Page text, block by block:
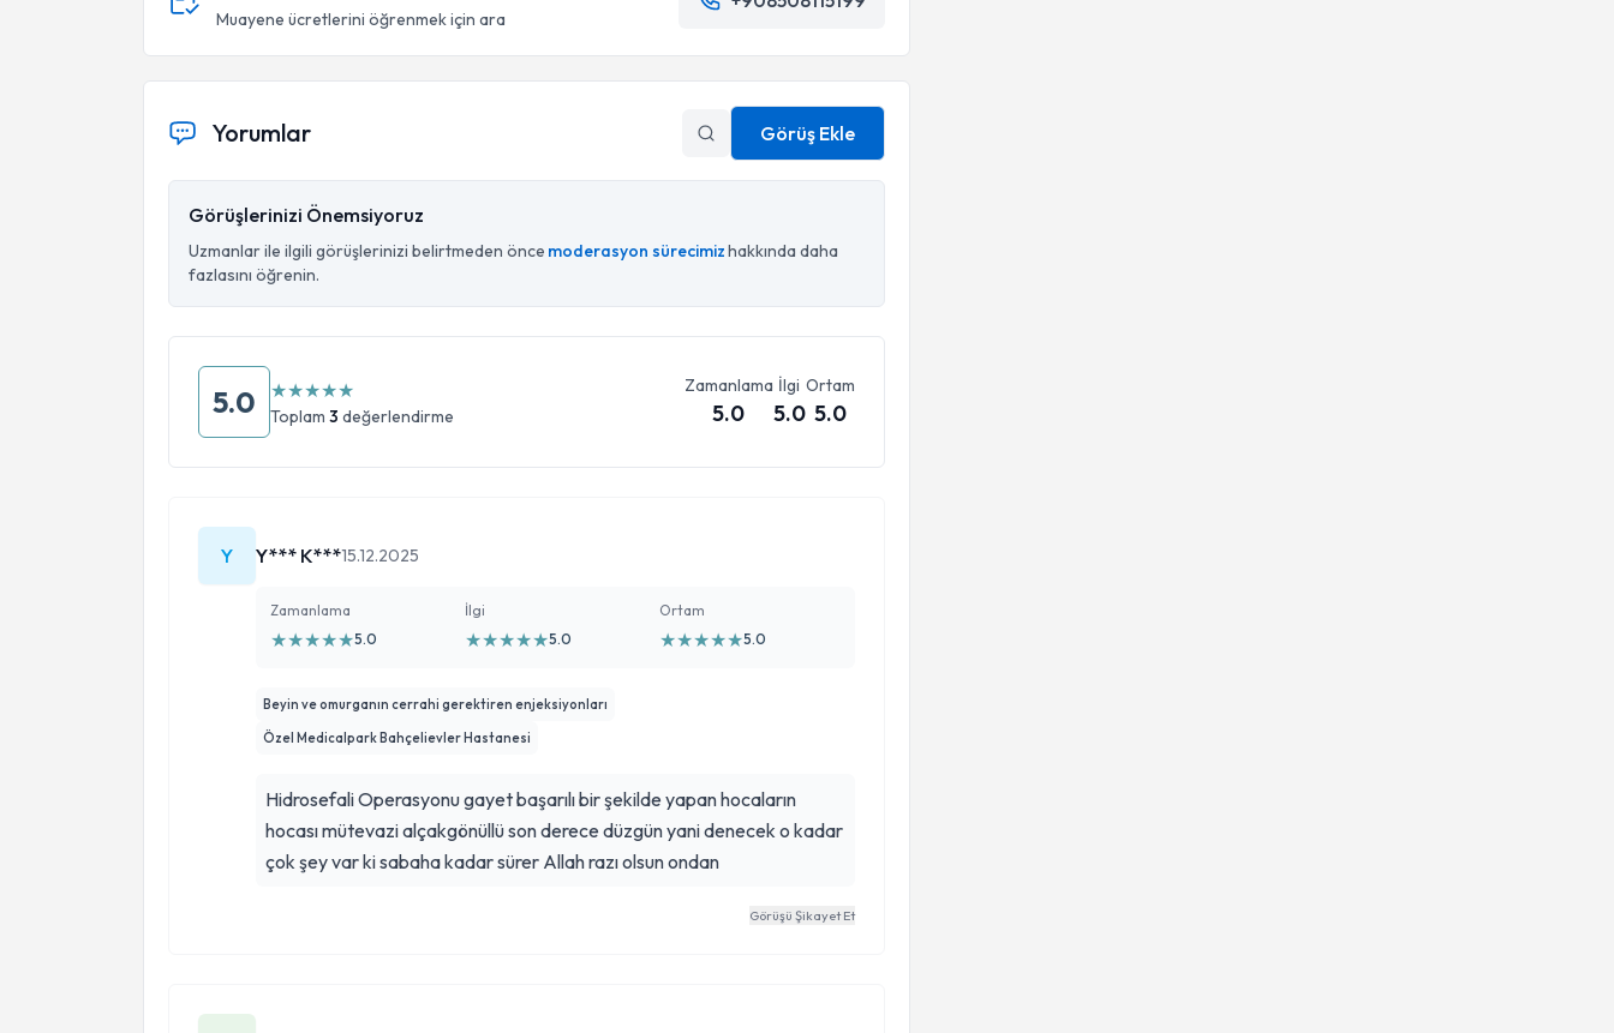
Muayene ücretlerini öğrenmek için ara
Yorumlar Görüş Ekle
Görüşlerinizi Önemsiyoruz
Uzmanlar ile ilgili görüşlerinizi belirtmeden önce moderasyon sürecimizhakkında daha
fazlasını öğrenin.
5.0 ★★★★★
Toplam 3 değerlendirme
Zamanlama
5.0
İlgi
5.0
Ortam
5.0
Y Y*** K***15.12.2025
Zamanlama
★★★★★5.0
İlgi
★★★★★5.0
Ortam
★★★★★5.0
Beyin ve omurganın cerrahi gerektiren enjeksiyonları
Özel Medicalpark Bahçelievler Hastanesi
Hidrosefali Operasyonu gayet başarılı bir şekilde yapan hocaların
hocası mütevazi alçakgönüllü son derece düzgün yani denecek o kadar
çok şey var ki sabaha kadar sürer Allah razı olsun ondan
Görüşü Şikayet Et